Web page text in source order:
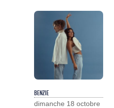
BENZIE
dimanche 18 octobre